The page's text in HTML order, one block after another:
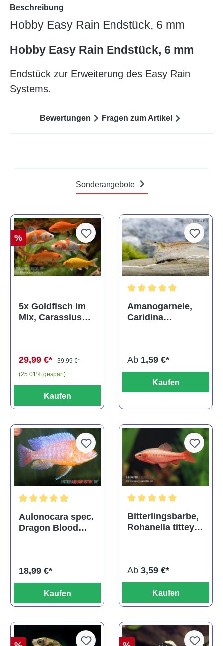
Beschreibung
Hobby Easy Rain Endstück, 6 mm
Hobby Easy Rain Endstück, 6 mm
Endstück zur Erweiterung des Easy Rain
Systems.
Bewertungen Fragen zum Artikel
Sonderangebote
%
5x Goldfisch im
Mix, Carassius
29,99 €*
39,99 €*
(25.01% gespart)
Kaufen
Amanogarnele,
Caridina
Ab 1,59 €*
Kaufen
Durchschnittliche Bewertung von 5 von 5 Sternen
Aulonocara spec.
Dragon Blood
18,99 €*
Kaufen
Bitterlingsbarbe,
Rohanella titteya,
Ab 3,59 €*
Kaufen